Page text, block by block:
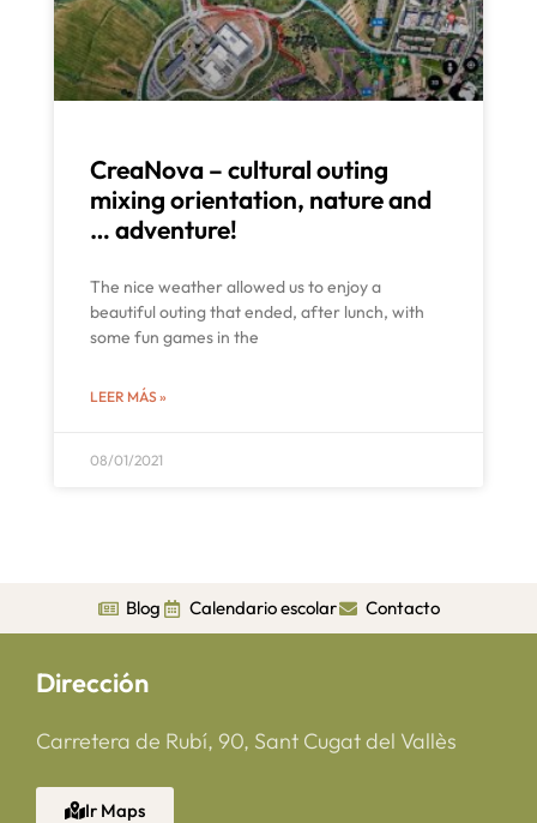
CreaNova – cultural outing
mixing orientation, nature and
… adventure!
The nice weather allowed us to enjoy a
beautiful outing that ended, after lunch, with
some fun games in the
LEER MÁS »
08/01/2021
Blog Calendario escolar Contacto
Dirección
Carretera de Rubí, 90, Sant Cugat del Vallès
Ir Maps